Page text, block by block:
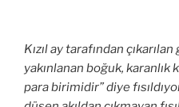
Kızıl ay tarafından
yakınlanan boğuk, karanlık
para birimidir” diye